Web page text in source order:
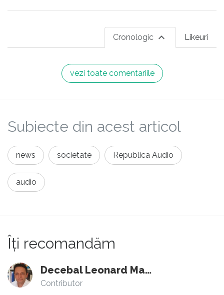
Likeuri
Cronologic
vezi toate comentariile
Subiecte din acest articol
news societate Republica Audio
audio
Îți recomandăm
Decebal Leonard Marin
Contributor